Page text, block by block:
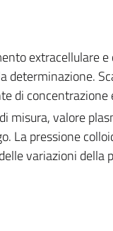
extracellulare
determinazione.
di
misura, valore
La pressione
variazioni della